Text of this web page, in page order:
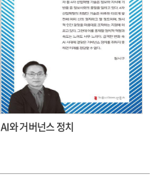
AI와 거버넌스 정치